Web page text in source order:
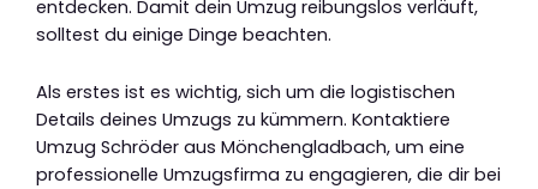
entdecken. Damit dein Umzug reibungslos verläuft,
solltest du einige Dinge beachten.
Als erstes ist es wichtig, sich um die logistischen
Details deines Umzugs zu kümmern. Kontaktiere
Umzug Schröder aus Mönchengladbach, um eine
professionelle Umzugsfirma zu engagieren, die dir bei